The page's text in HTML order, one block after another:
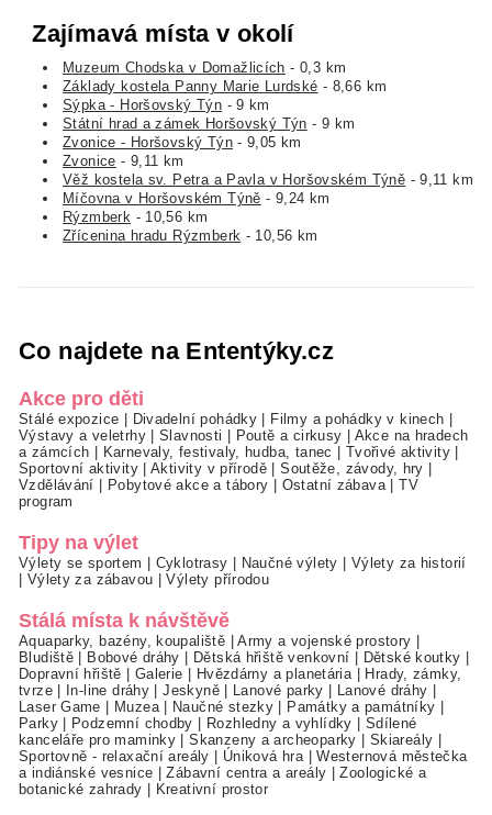
Zajímavá místa v okolí
Muzeum Chodska v Domažlicích - 0,3 km
Základy kostela Panny Marie Lurdské - 8,66 km
Sýpka - Horšovský Týn - 9 km
Státní hrad a zámek Horšovský Týn - 9 km
Zvonice - Horšovský Týn- 9,05 km
Zvonice - 9,11 km
Věž kostela sv. Petra a Pavla v Horšovském Týně - 9,11 km
Míčovna v Horšovském Týně - 9,24 km
Rýzmberk - 10,56 km
Zřícenina hradu Rýzmberk - 10,56 km
Co najdete na Ententýky.cz
Akce pro děti
Stálé expozice Divadelní pohádky Filmy a pohádky v kinech
Výstavy a veletrhy|Slavnosti Poutě a cirkusy
Akce na hradech
a zámcích
Karnevaly, festivaly, hudba, tanec Tvořivé aktivity
Sportovní aktivity|Aktivity v přírodě |Soutěže, závody, hry
Vzdělávání
Pobytové akce a tábory Ostatní zábava |TV
program
Tipy na výlet
Výlety se sportem Cyklotrasy Naučné výlety
Výlety za historií
Výlety za zábavou |Výlety přírodou
Stálá místa k návštěvě
Aquaparky, bazény, koupaliště |Army a vojenské prostory
Bludiště
Bobové dráhy Dětská hřiště venkovní Dětské koutky
Dopravní hřiště
Galerie Hvězdárny a planetária
Hrady, zámky,
tvrze| In-line dráhy |Jeskyně| Lanové parky Lanové dráhy
Laser Game
Muzea| Naučné stezky Památky a památníky
Parky| Podzemní chodby Rozhledny a vyhlídky
Sdílené
kanceláře pro maminky |Skanzeny a archeoparky Skiareály
Sportovně - relaxační areály
Úniková hra |Westernová městečka
a indiánské vesnice |Zábavní centra a areály |Zoologické a
botanické zahrady
Kreativní prostor